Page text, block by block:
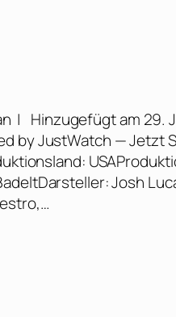
| Hinzugefügt am 29.
by JustWatch — Jetzt
Josh